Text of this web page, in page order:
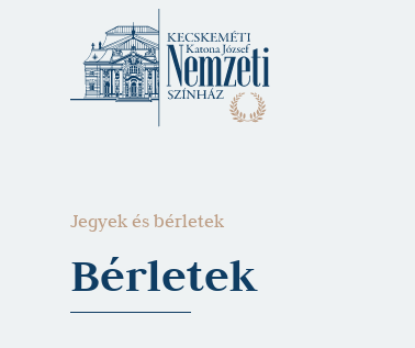
Jegyek és bérletek
Bérletek